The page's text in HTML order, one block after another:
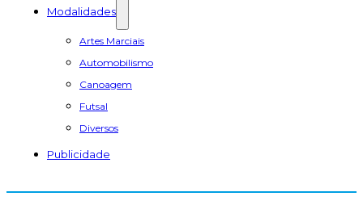
Modalidades
Artes Marciais
Automobilismo
Canoagem
Futsal
Diversos
Publicidade